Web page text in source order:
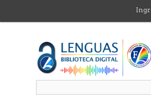
contenido